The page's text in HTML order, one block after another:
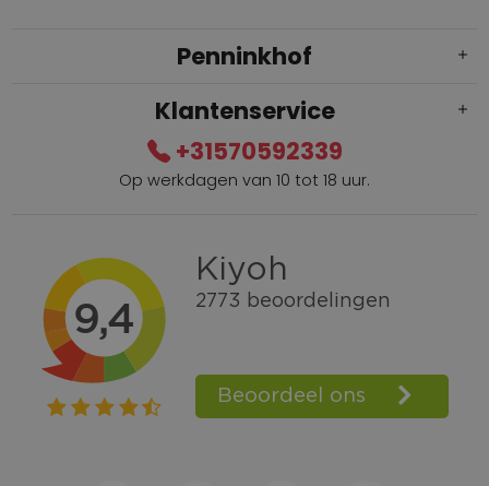
Penninkhof
Gratis verzending vanaf € 100,=
Bel +31570592339
Spaarpunten
Shop the Look
Telefonisch bestellen ook mogelijk
Klantenservice
+31570592339
Op werkdagen van 10 tot 18 uur.